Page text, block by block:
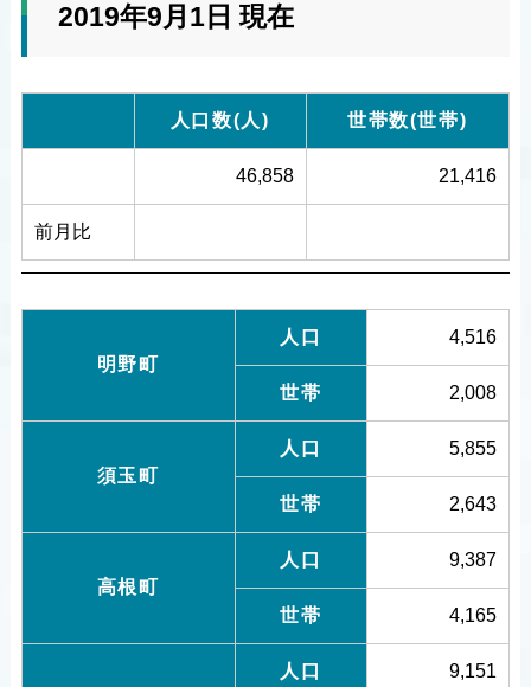
2019年9月1日 現在
人口数(人) 世帯数(世帯)
46,858 21,416
前月比
明野町
人口 4,516
世帯 2,008
須玉町
人口 5,855
世帯 2,643
高根町
人口 9,387
世帯 4,165
人口 9,151